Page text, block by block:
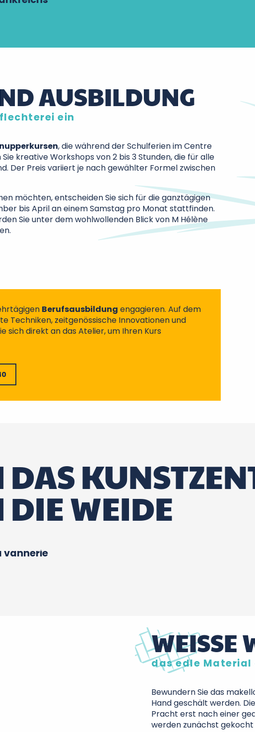
AUSBILDUNG
ein
, die während der Schulferien im Centre
kreative Workshops von 2 bis 3 Stunden, die für alle
Der Preis variiert je nach gewählter Formel zwischen
möchten, entscheiden Sie sich für die ganztägigen
bis April an einem Samstag pro Monat stattfinden.
Sie unter dem wohlwollenden Blick von M Hélène
Berufsausbildung engagieren. Auf dem
Techniken, zeitgenössische Innovationen und
sich direkt an das Atelier, um Ihren Kurs
WEIDE
vannerie
WEISSE
das edle Material
Bewundern Sie das
Hand geschält werden.
Pracht erst nach einer
werden zunächst